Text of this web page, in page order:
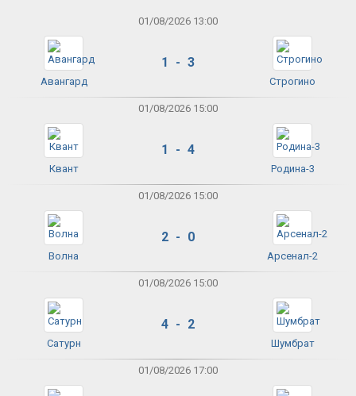
01/08/2026 13:00
Авангард
1 - 3
Строгино
01/08/2026 15:00
Квант
1 - 4
Родина-3
01/08/2026 15:00
Волна
2 - 0
Арсенал-2
01/08/2026 15:00
Сатурн
4 - 2
Шумбрат
01/08/2026 17:00